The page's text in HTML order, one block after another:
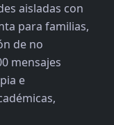
aisladas con
para familias,
de no
mensajes
e